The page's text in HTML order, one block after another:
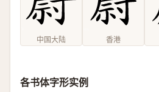
中国大陆 香港
各书体字形实例